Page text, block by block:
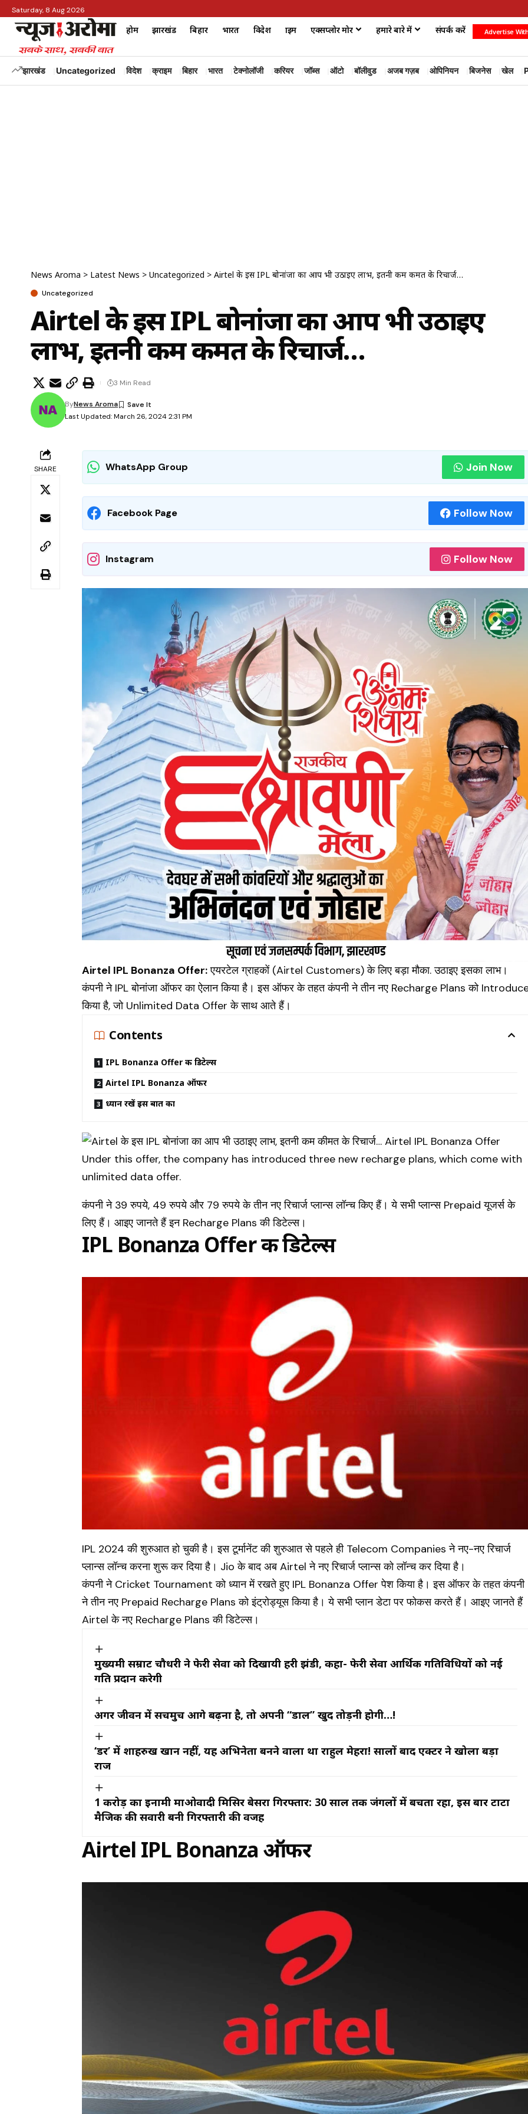
Saturday, 8 Aug 2026
होम झारखंड बिहार भारत विदेश क्राइम एक्सप्लोर मोर हमारे बारे में संपर्क करें Advertise
झारखंड Uncategorized विदेश क्राइम बिहार भारत टेक्नोलॉजी करियर जॉब्स ऑटो बॉलीवुड अजब गज़ब ओपिनियन बिजनेस खेल
News Aroma > Latest News > Uncategorized > Airtel के इस IPL बोनांजा का आप भी उठाइए लाभ, इतनी कम कीमत के रिचार्ज…
Uncategorized
Airtel के इस IPL बोनांजा का आप भी उठाइए
लाभ, इतनी कम कीमत के रिचार्ज…
Last Updated: March 26, 2024 2:31 PM
ByNews Aroma
3 Min Read
SHARE WhatsApp Group Join Now
Facebook Page Follow Now
Instagram Follow Now
Airtel IPL Bonanza Offer:एयरटेल ग्राहकों (Airtel Customers) के लिए बड़ा मौका. उठाइए इसका लाभ।
कंपनी ने IPL बोनांजा ऑफर का ऐलान किया है। इस ऑफर के तहत कंपनी ने तीन नए Recharge Plans को
किया है, जो Unlimited Data Offer के साथ आते हैं।
Contents
IPL Bonanza Offer की डिटेल्स
Airtel IPL Bonanza ऑफर
ध्यान रखें इस बात का
कंपनी ने 39 रुपये, 49 रुपये और 79 रुपये के तीन नए रिचार्ज प्लान्स लॉन्च किए हैं। ये सभी प्लान्स Prepaid यूजर्स के
लिए हैं। आइए जानते हैं इन Recharge Plans की डिटेल्स।
IPL Bonanza Offer की डिटेल्स
IPL 2024 की शुरुआत हो चुकी है। इस टूर्मानेंट की शुरुआत से पहले ही Telecom Companies ने नए-नए रिचार्ज
प्लान्स लॉन्च करना शुरू कर दिया है। Jio के बाद अब Airtel ने नए रिचार्ज प्लान्स को लॉन्च कर दिया है।
कंपनी ने Cricket Tournament को ध्यान में रखते हुए IPL Bonanza Offer पेश किया है। इस ऑफर के तहत कंपनी
ने तीन नए Prepaid Recharge Plans को इंट्रोड्यूस किया है। ये सभी प्लान डेटा पर फोकस करते हैं। आइए जानते हैं
Airtel के नए Recharge Plans की डिटेल्स।
मुख्यमंत्री सम्राट चौधरी ने फेरी सेवा को दिखायी हरी झंडी, कहा- फेरी सेवा आर्थिक गतिविधियों को नई
गति प्रदान करेगी
अगर जीवन में सचमुच आगे बढ़ना है, तो अपनी “डाल” खुद तोड़नी होगी…!
‘डर’ में शाहरुख खान नहीं, यह अभिनेता बनने वाला था राहुल मेहरा! सालों बाद एक्टर ने खोला बड़ा
राज
₹1 करोड़ का इनामी माओवादी मिसिर बेसरा गिरफ्तार: 30 साल तक जंगलों में बचता रहा, इस बार टाटा
मैजिक की सवारी बनी गिरफ्तारी की वजह
Airtel IPL Bonanza ऑफर